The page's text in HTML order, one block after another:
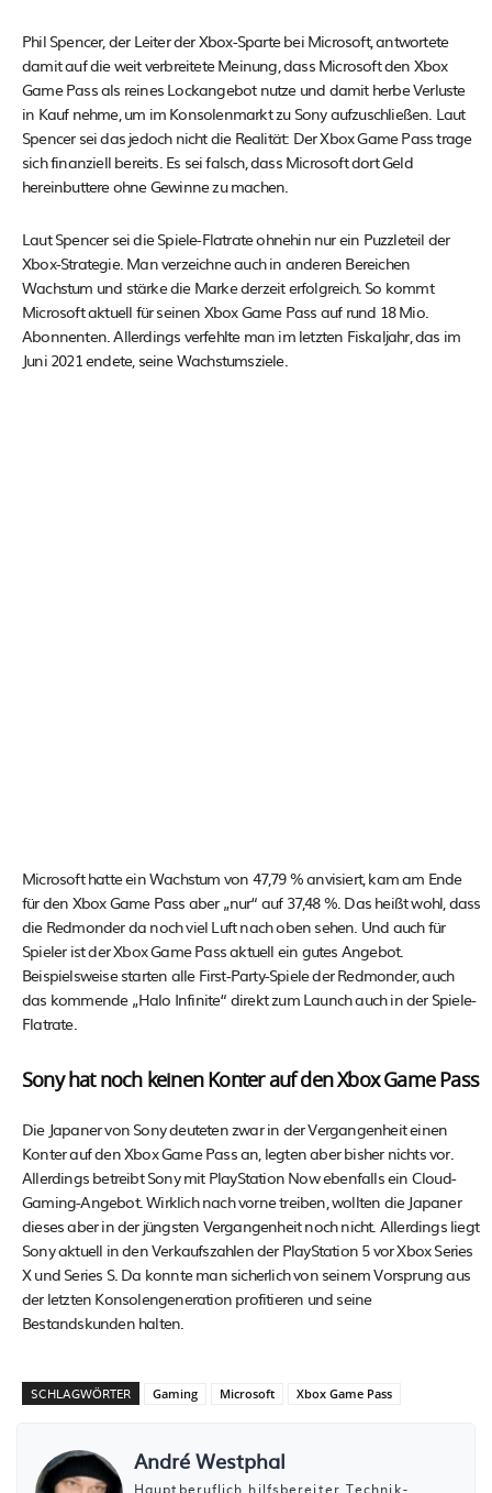
Phil Spencer, der Leiter der Xbox-Sparte bei Microsoft, antwortete
damit auf die weit verbreitete Meinung, dass Microsoft den Xbox
Game Pass als reines Lockangebot nutze und damit herbe Verluste
in Kauf nehme, um im Konsolenmarkt zu Sony aufzuschließen. Laut
Spencer sei das jedoch nicht die Realität: Der Xbox Game Pass trage
sich finanziell bereits. Es sei falsch, dass Microsoft dort Geld
hereinbuttere ohne Gewinne zu machen.
Laut Spencer sei die Spiele-Flatrate ohnehin nur ein Puzzleteil der
Xbox-Strategie. Man verzeichne auch in anderen Bereichen
Wachstum und stärke die Marke derzeit erfolgreich. So kommt
Microsoft aktuell für seinen Xbox Game Pass auf rund 18 Mio.
Abonnenten. Allerdings verfehlte man im letzten Fiskaljahr, das im
Juni 2021 endete, seine Wachstumsziele.
Microsoft hatte ein Wachstum von 47,79 % anvisiert, kam am Ende
für den Xbox Game Pass aber „nur“ auf 37,48 %. Das heißt wohl, dass
die Redmonder da noch viel Luft nach oben sehen. Und auch für
Spieler ist der Xbox Game Pass aktuell ein gutes Angebot.
Beispielsweise starten alle First-Party-Spiele der Redmonder, auch
das kommende „Halo Infinite“ direkt zum Launch auch in der Spiele-
Flatrate.
Sony hat noch keinen Konter auf den Xbox Game Pass
Die Japaner von Sony deuteten zwar in der Vergangenheit einen
Konter auf den Xbox Game Pass an, legten aber bisher nichts vor.
Allerdings betreibt Sony mit PlayStation Now ebenfalls ein Cloud-
Gaming-Angebot. Wirklich nach vorne treiben, wollten die Japaner
dieses aber in der jüngsten Vergangenheit noch nicht. Allerdings liegt
Sony aktuell in den Verkaufszahlen der PlayStation 5 vor Xbox Series
X und Series S. Da konnte man sicherlich von seinem Vorsprung aus
der letzten Konsolengeneration profitieren und seine
Bestandskunden halten.
SCHLAGWÖRTER Gaming Microsoft Xbox Game Pass
André Westphal
Hauptberuflich hilfsbereiter Technik-,